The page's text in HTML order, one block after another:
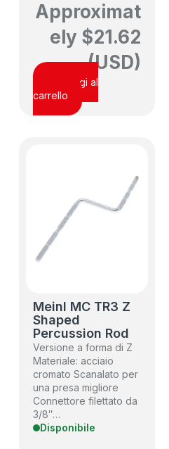
Approximat
ely $21.62
(USD)
Aggiungi al
carrello
Meinl MC TR3 Z
Shaped
Percussion Rod
Versione a forma di Z
Materiale: acciaio
cromato Scanalato per
una presa migliore
Connettore filettato da
3/8″…
Disponibile